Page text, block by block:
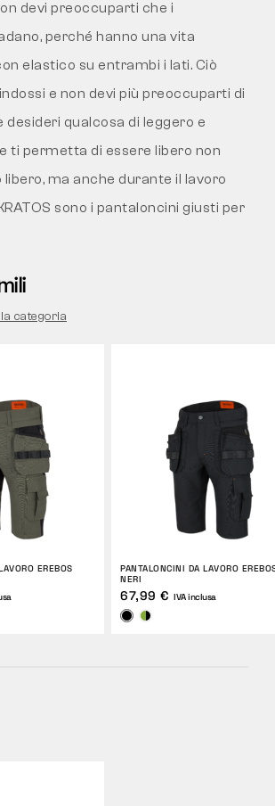
devi preoccuparti che i
perché hanno una vita
elastico su entrambi i lati. Ciò
e non devi più preoccuparti di
desideri qualcosa di leggero e
ti permetta di essere libero non
libero, ma anche durante il lavoro
sono i pantaloncini giusti per
categoria
EREBOS
PANTALONCINI DA LAVORO
NERI
67,99 € IVA inclusa